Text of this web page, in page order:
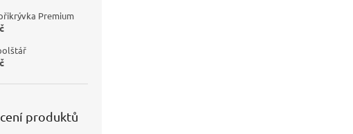
Premium
produktů